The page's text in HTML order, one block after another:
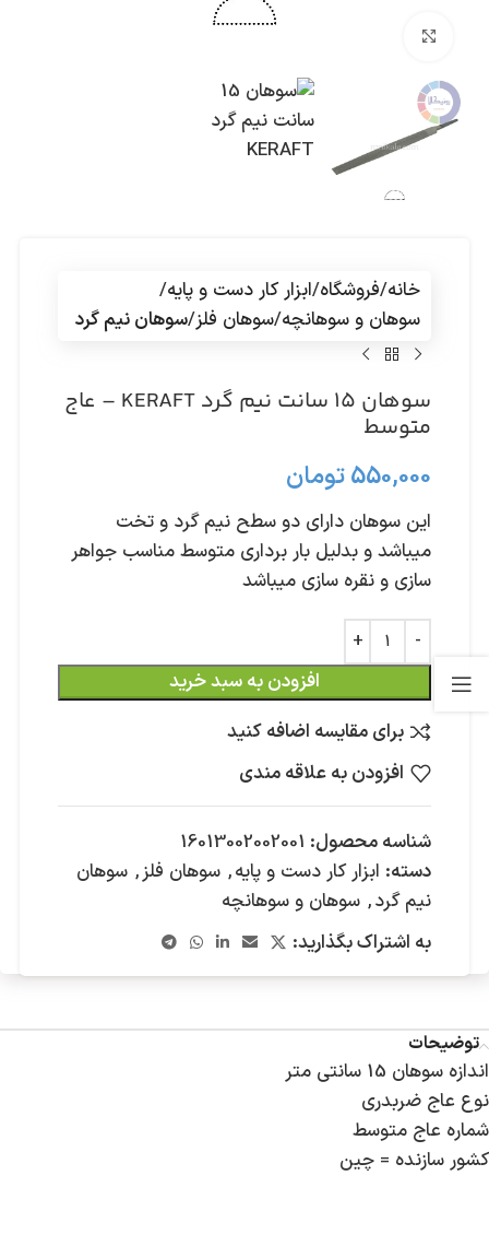
خانه فروشگاه ابزار کار دست و پایه
سوهان و سوهانچه سوهان فلز سوهان نیم گرد
سوهان 15 سانت نیم گرد KERAFT – عاج
متوسط
550,000تومان
این سوهان دارای دو سطح نیم گرد و تخت
میباشد و بدلیل بار برداری متوسط مناسب جواهر
سازی و نقره سازی میباشد
افزودن به سبد خرید
برای مقایسه اضافه کنید
افزودن به علاقه مندی
شناسه محصول: 16013002002001
دسته: ابزار کار دست و پایه, سوهان فلز, سوهان
نیم گرد, سوهان و سوهانچه
به اشتراک بگذارید:
توضیحات
اندازه سوهان 15 سانتی متر
نوع عاج ضربدری
شماره عاج متوسط
کشور سازنده = چین